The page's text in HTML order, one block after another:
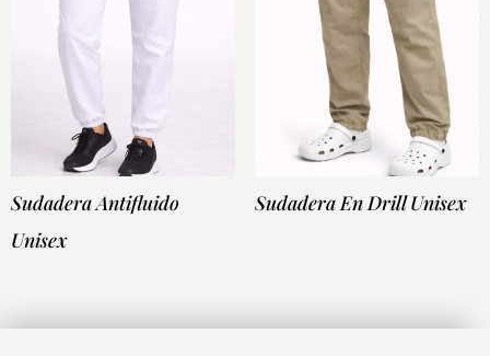
Sudadera Antifluido
Unisex
Sudadera En Drill Unisex